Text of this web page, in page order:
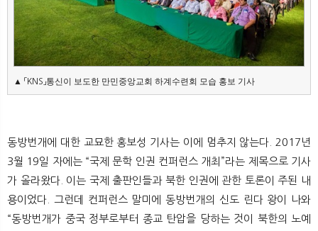
▲ 「KNS 」통신이 보도한 만민중앙교회 하계수련회 모습 홍보 기사
동방번개에 대한 교묘한 홍보성 기사는 이에 멈추지 않는다. 2017년
3월 19일 자에는 “국제 문학 인권 컨퍼런스 개최”라는 제목으로 기사
가 올라왔다. 이는 국제 출판인들과 북한 인권에 관한 토론이 주된 내
용이었다. 그런데 컨퍼런스 말미에 동방번개의 신도 린다 왕이 나와
“동방번개가 중국 정부로부터 종교 탄압을 당하는 것이 북한의 노예